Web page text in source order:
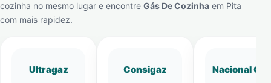
cozinha no mesmo lugar e encontre Gás De Cozinha em Pita
com mais rapidez.
Ultragaz Consigaz Nacional Gás